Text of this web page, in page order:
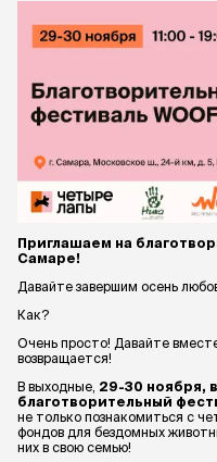
Приглашаем на
Самаре!
Давайте завершим осень
Как?
Очень просто! Давайте
возвращается!
В выходные, 29-30 ноября,
благотворительный
не только познакомиться с
фондов для бездомных
них в свою семью!